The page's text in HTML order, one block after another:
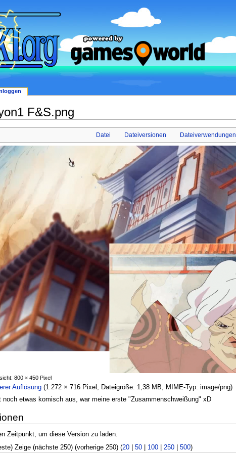
F&S.png
Datei Dateiversionen Dateiverwendungen
800 × 450 Pixel
Auflösung‎ (1.272 × 716 Pixel, Dateigröße: 1,38 MB, MIME-Typ: image/png)
noch etwas komisch aus, war meine erste "Zusammenschweißung" xD
Zeitpunkt, um diese Version zu laden.
Zeige (nächste 250) (vorherige 250) (20| 50| 100| 250| 500)